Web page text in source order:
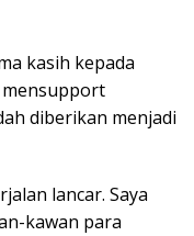
kasih kepada
diberikan menjadi
lancar. Saya
kawan para